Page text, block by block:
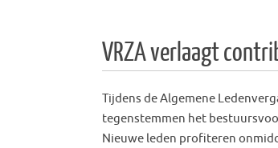
VRZA verlaagt
Tijdens de Algemene
tegenstemmen het
Nieuwe leden profiteren